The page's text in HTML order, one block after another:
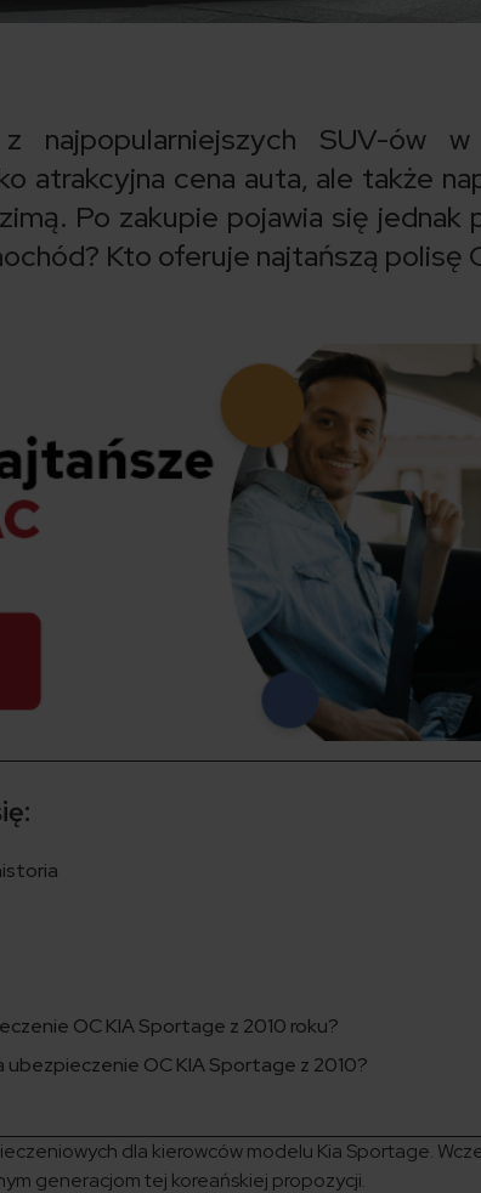
SUV-ów w
atrakcyjna cena auta, ale także
Po zakupie pojawia się jednak
Kto oferuje najtańszą polisę
OC KIA Sportage z 2010 roku?
ubezpieczenie OC KIA Sportage z 2010?
dla kierowców modelu Kia Sportage.
generacjom tej koreańskiej propozycji.